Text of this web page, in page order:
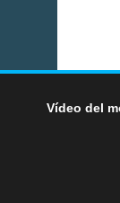
Vídeo del